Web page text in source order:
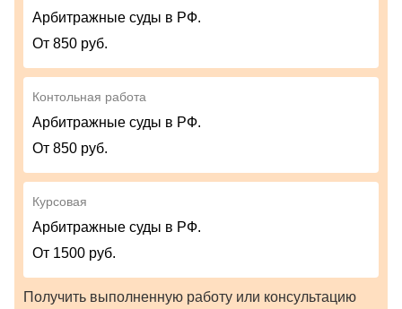
Арбитражные суды в РФ.
От 850 руб.
Контольная работа
Арбитражные суды в РФ.
От 850 руб.
Курсовая
Арбитражные суды в РФ.
От 1500 руб.
Получить выполненную работу или консультацию